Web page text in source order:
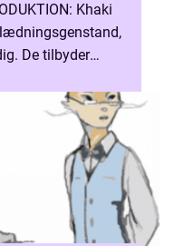
Khaki
De tilbyder